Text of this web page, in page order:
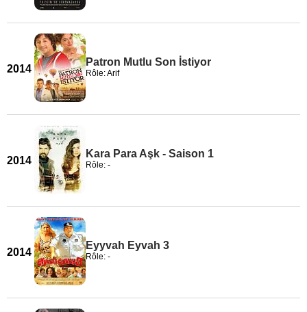
2014
Patron Mutlu Son İstiyor
Rôle: Arif
2014
Kara Para Aşk - Saison 1
Rôle: -
2014
Eyyvah Eyvah 3
Rôle: -